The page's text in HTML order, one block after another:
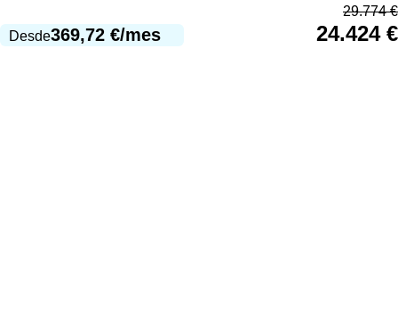
Desde369,72 €/mes
29.774€
24.424 €